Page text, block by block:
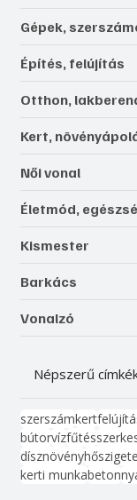
Gépek,
Építés, felújítás
Otthon,
Kert,
Női vonal
Életmód,
Kismester
Barkács
Vonalzó
Népszerű
szerszámkert
bútorvízfűtés
dísznövény
kerti munkabeton